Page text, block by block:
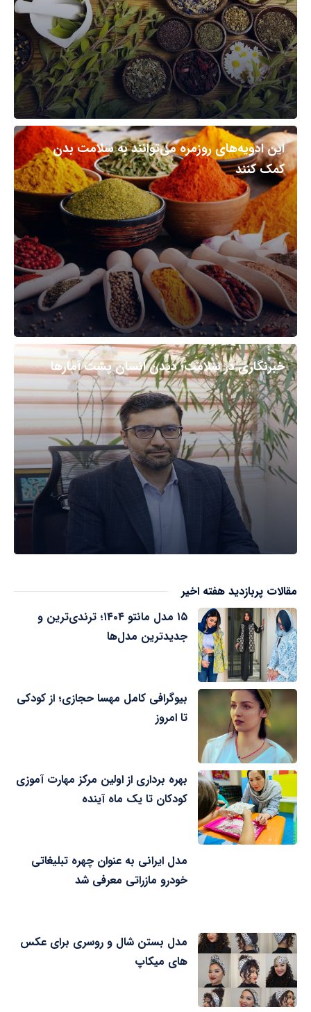
این ادویه‌های روزمره می‌توانند به سلامت بدن
کمک کنند
خبرنگاری در سلامت؛ دیدن انسان پشت آمارها
مقالات پربازدید هفته اخیر
۱۵ مدل مانتو ۱۴۰۴؛ ترندی‌ترین و
جدیدترین مدل‌ها
بیوگرافی کامل مهسا حجازی؛ از کودکی
تا امروز
بهره برداری از اولین مرکز مهارت آموزی
کودکان تا یک ماه آینده
مدل ایرانی به عنوان چهره تبلیغاتی
خودرو مازراتی معرفی شد
مدل بستن شال و روسری برای عکس
های میکاپ